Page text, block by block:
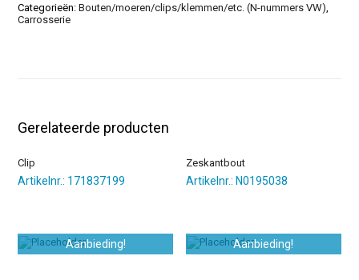
Categorieën:Bouten/moeren/clips/klemmen/etc. (N-nummers VW)
Carrosserie
Gerelateerde producten
Clip
Artikelnr.: 171837199
Aanbieding!
Zeskantbout
Artikelnr.: N0195038
Aanbieding!